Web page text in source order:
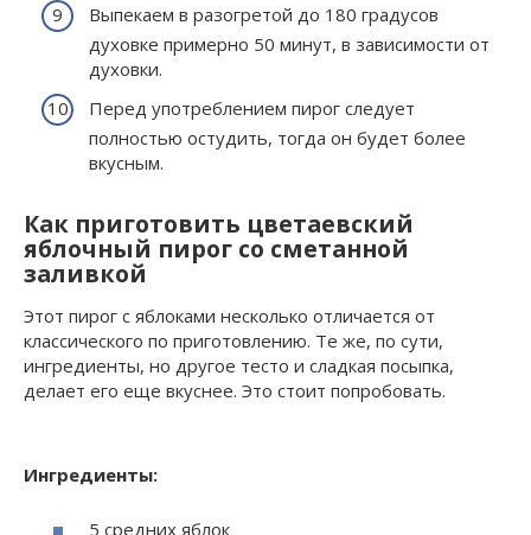
Выпекаем в разогретой до 180 градусов
духовке примерно 50 минут, в зависимости от
духовки.
Перед употреблением пирог следует
полностью остудить, тогда он будет более
вкусным.
Как приготовить цветаевский
яблочный пирог со сметанной
заливкой
Этот пирог с яблоками несколько отличается от
классического по приготовлению. Те же, по сути,
ингредиенты, но другое тесто и сладкая посыпка,
делает его еще вкуснее. Это стоит попробовать.
Ингредиенты:
5 средних яблок